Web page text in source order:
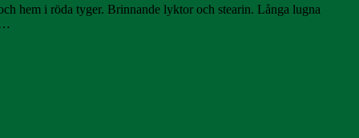
hem i röda tyger. Brinnande lyktor och stearin. Långa lugna